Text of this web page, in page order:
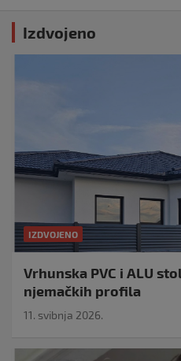
Izdvojeno
IZDVOJENO
Vrhunska PVC i ALU
njemačkih profila
11. svibnja 2026.